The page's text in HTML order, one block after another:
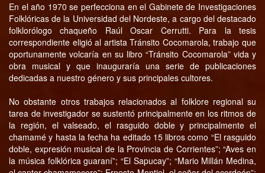
En el año 1970 se perfecciona en el Gabinete de Investigaciones
Folklóricas de la Universidad del Nordeste, a cargo del destacado
folklorólogo chaqueño Raúl Oscar Cerrutti. Para la tesis
correspondiente eligió al artista Tránsito Cocomarola, trabajo que
oportunamente volcaría en su libro “Tránsito Cocomarola” vida y
obra musical y que inauguraría una serie de publicaciones
dedicadas a nuestro género y sus principales cultores.
No obstante otros trabajos relacionados al folklore regional su
tarea de investigador se sustentó principalmente en los ritmos de
la región, el valseado, el rasguido doble y principalmente el
chamamé y hasta la fecha ha editado 15 libros como “El rasguido
doble, expresión musical de la Provincia de Corrientes”; “Aves en
la música folklórica guaraní”; “El Sapucay”; “Mario Millán Medina,